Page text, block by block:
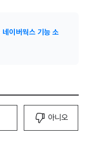
네이버웍스 기능 소
아니오